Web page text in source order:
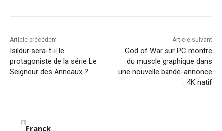
Article précédent
Isildur sera-t-il le
protagoniste de la série Le
Seigneur des Anneaux ?
Article suivant
God of War sur PC montre
du muscle graphique dans
une nouvelle bande-annonce
: 4K natif
Franck